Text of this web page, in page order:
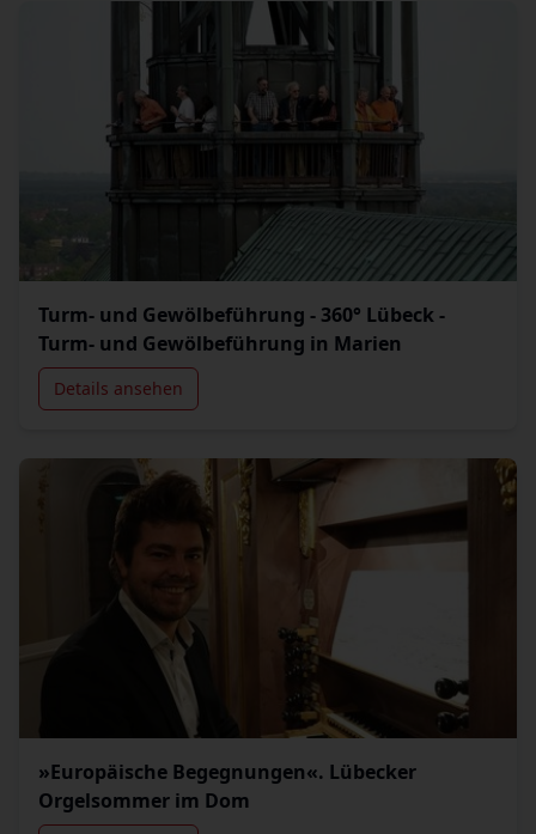
Turm- und Gewölbeführung - 360° Lübeck -
Turm- und Gewölbeführung in Marien
Details ansehen
»Europäische Begegnungen«. Lübecker
Orgelsommer im Dom